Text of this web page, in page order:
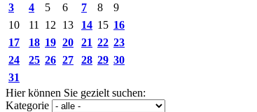
3
4 5 6 7 8
9
10
11 12 13 14 15 16
17
18 19 20 21 22 23
24
25 26 27 28 29 30
31
Hier können Sie gezielt suchen:
Kategorie